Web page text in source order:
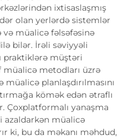
ixtisaslaşmış
olan yerlərdə sistemlər
müalicə fəlsəfəsinə
bilər. İrəli səviyyəli
praktiklərə müştəri
metodları üzrə
planlaşdırılmasını
kömək edən ətraflı
Çoxplatformalı yanaşma
azaldarkən müalicə
ki, bu da məkanı məhdud,